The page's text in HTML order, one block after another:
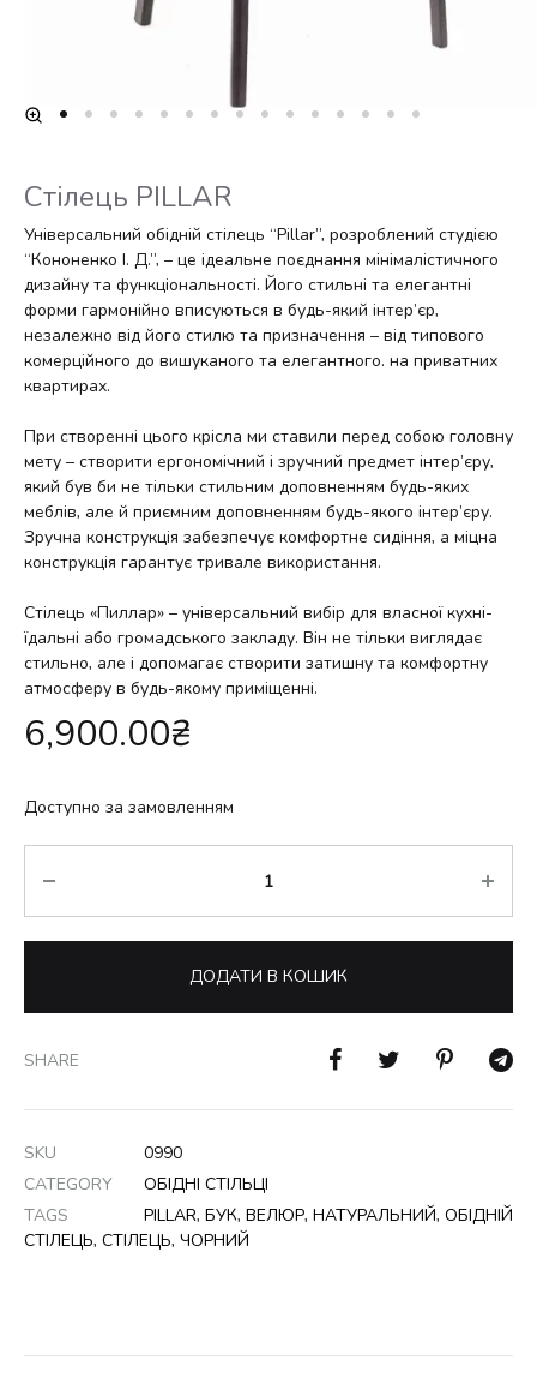
Стілець PILLAR
Універсальний обідній стілець “Pillar”, розроблений студією
“Кононенко І. Д.”, – це ідеальне поєднання мінімалістичного
дизайну та функціональності. Його стильні та елегантні
форми гармонійно вписуються в будь-який інтер’єр,
незалежно від його стилю та призначення – від типового
комерційного до вишуканого та елегантного. на приватних
квартирах.
При створенні цього крісла ми ставили перед собою головну
мету – створити ергономічний і зручний предмет інтер’єру,
який був би не тільки стильним доповненням будь-яких
меблів, але й приємним доповненням будь-якого інтер’єру.
Зручна конструкція забезпечує комфортне сидіння, а міцна
конструкція гарантує тривале використання.
Стілець «Пиллар» – універсальний вибір для власної кухні-
їдальні або громадського закладу. Він не тільки виглядає
стильно, але і допомагає створити затишну та комфортну
атмосферу в будь-якому приміщенні.
6,900.00₴
Доступно за замовленням
ДОДАТИ В КОШИК
SHARE
SKU
0990
CATEGORY
ОБІДНІ СТІЛЬЦІ
TAGS
PILLAR, БУК, ВЕЛЮР, НАТУРАЛЬНИЙ, ОБІДНІЙ
СТІЛЕЦЬ, СТІЛЕЦЬ, ЧОРНИЙ